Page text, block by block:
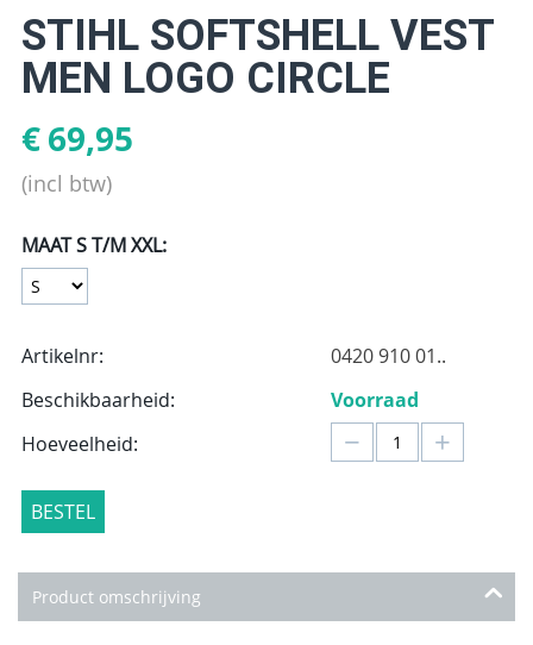
STIHL SOFTSHELL VEST
MEN LOGO CIRCLE
€69,95
(incl btw)
MAAT S T/M XXL:
Artikelnr:
0420 910 01..
Beschikbaarheid:
Voorraad
Hoeveelheid:
+
−
BESTEL
Product omschrijving